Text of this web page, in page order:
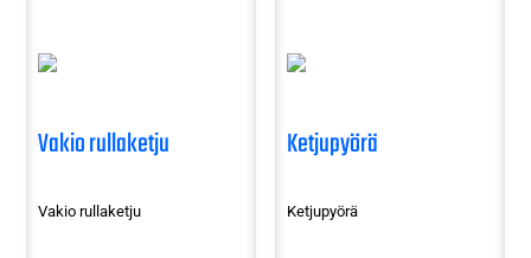
Vakio rullaketju
Vakio rullaketju
Ketjupyörä
Ketjupyörä